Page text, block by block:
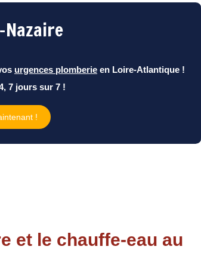
urgences plomberie en Loire-Atlantique !
7 jours sur 7 !
!
et le chauffe-eau au